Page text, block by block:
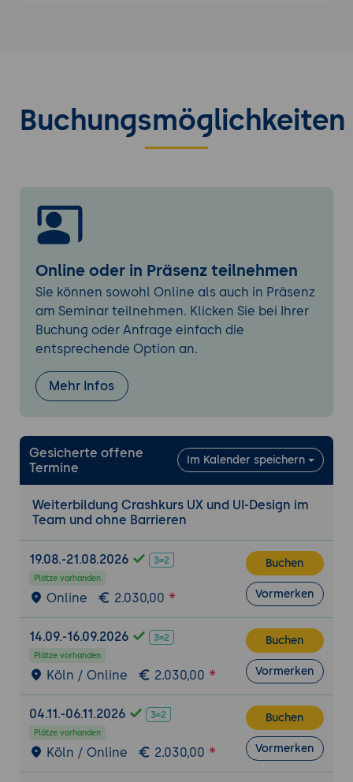
Photoshop-Elemente nutzen
Bilder importieren und bearbeiten
Piktogrammen
Export von Objekten
Gestaltungsraster einrichten von Figma
Wireframe-Modell anlegen
Ausarbeitung eines Wireframes zum
Mockup
Usability (User Interface Design &
Styleguide)
Interaktive Prototypen
Projekt Definition
Verbindungen von Zeichenfläche und
Seitenübergänge festlegen
Interaktion erzeugen
Überprüfung der Usability
Aufzeichnen der Bedienung und Erstellung
von Demonstrationsvideos Export
einzelner Objekte
Export dem Klick-Modell
Kommentarfunktion design Klick-Modell
Prototypen in Worlflow übertragen und
präsentieren
Buchungsmöglichkeiten
Online oder in Präsenz teilnehmen
Sie können sowohl Online als auch in Präsenz
am Seminar teilnehmen. Klicken Sie bei Ihrer
Buchung oder Anfrage einfach die
entsprechende Option an.
Mehr Infos
Gesicherte offene
Termine
Im Kalender speichern
Weiterbildung Crashkurs UX und UI-Design im
Team und ohne Barrieren
19.08.-21.08.2026
Plätze vorhanden
Online 2.030,00
Buchen
Vormerken
14.09.-16.09.2026
Plätze vorhanden
Köln / Online 2.030,00
Buchen
Vormerken
04.11.-06.11.2026
Plätze vorhanden
Köln / Online 2.030,00
Buchen
Vormerken